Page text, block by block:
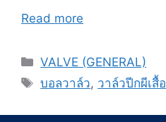
Read more
Categories
VALVE (GENERAL)
Tags
บอลวาล์ว, วาล์วปีกผีเสื้อ